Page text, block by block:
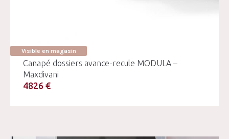
Visible en magasin
Canapé dossiers avance-recule MODULA –
Maxdivani
4826 €